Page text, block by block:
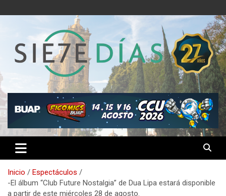
al
Semanario 7 Días
Inicio
Espectáculos
-El álbum “Club Future Nostalgia” de Dua Lipa estará disponible
a partir de este miércoles 28 de agosto.